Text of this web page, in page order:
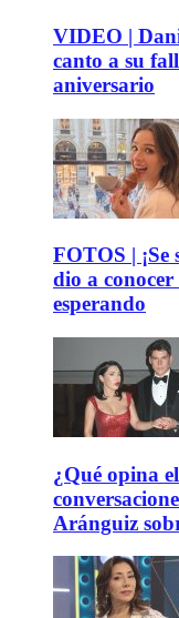
VIDEO |
canto a su
aniversario
FOTOS |
dio a conocer
esperando
¿Qué opina
Aránguiz